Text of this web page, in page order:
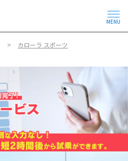
MENU
カローラ スポーツ